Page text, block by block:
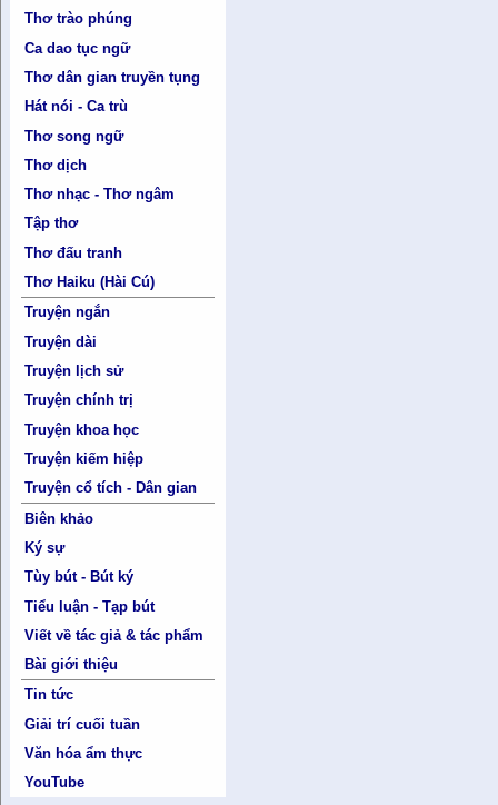
Thơ trào phúng
Ca dao tục ngữ
Thơ dân gian truyền tụng
Hát nói - Ca trù
Thơ song ngữ
Thơ dịch
Thơ nhạc - Thơ ngâm
Tập thơ
Thơ đấu tranh
Thơ Haiku (Hài Cú)
Truyện ngắn
Truyện dài
Truyện lịch sử
Truyện chính trị
Truyện khoa học
Truyện kiếm hiệp
Truyện cổ tích - Dân gian
Biên khảo
Ký sự
Tùy bút - Bút ký
Tiểu luận - Tạp bút
Viết về tác giả & tác phẩm
Bài giới thiệu
Tin tức
Giải trí cuối tuần
Văn hóa ẩm thực
YouTube